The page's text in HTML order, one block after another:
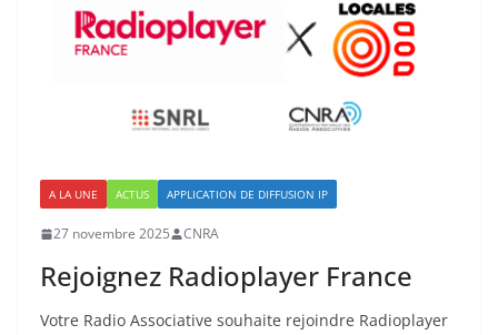
A LA UNE ACTUS APPLICATION DE DIFFUSION IP
27 novembre 2025 CNRA
Rejoignez Radioplayer France
Votre Radio Associative souhaite rejoindre Radioplayer